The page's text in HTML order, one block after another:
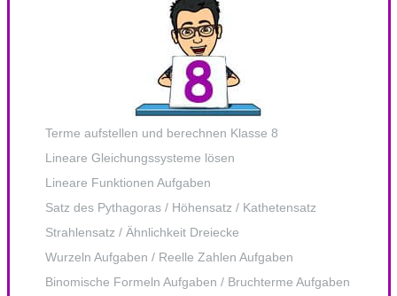
Terme aufstellen und berechnen Klasse 8
Lineare Gleichungssysteme lösen
Lineare Funktionen Aufgaben
Satz des Pythagoras / Höhensatz / Kathetensatz
Strahlensatz / Ähnlichkeit Dreiecke
Wurzeln Aufgaben / Reelle Zahlen Aufgaben
Binomische Formeln Aufgaben / Bruchterme Aufgaben